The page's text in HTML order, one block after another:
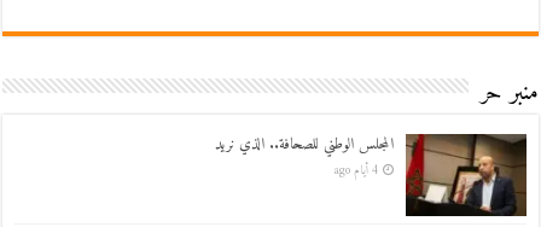
منبر حر
المجلس الوطني للصحافة.. الذي نريد
4 أيام ago